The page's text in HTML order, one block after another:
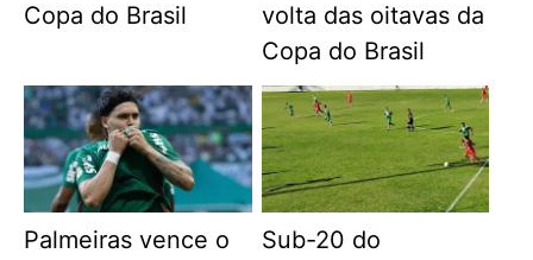
Copa do Brasil
volta das oitavas da
Copa do Brasil
Palmeiras vence o
Sub-20 do